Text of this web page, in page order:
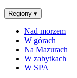
Regiony ▾
Nad morzem
W górach
Na Mazurach
W zabytkach
W SPA